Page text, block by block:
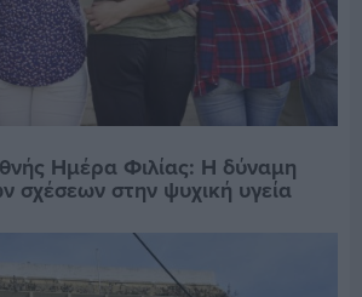
Ημέρα Φιλίας: Η δύναμη
σχέσεων στην ψυχική υγεία